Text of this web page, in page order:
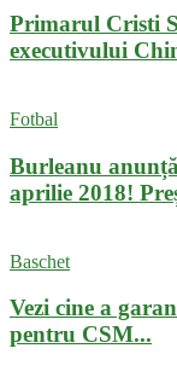
Primarul Cristi
executivului
Fotbal
Burleanu
aprilie 2018!
Baschet
Vezi cine a
pentru CSM...